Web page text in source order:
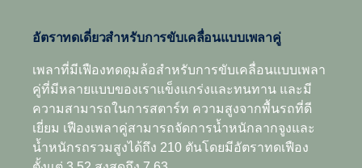
อัตราทดเดี่ยวสำหรับการขับเคลื่อนแบบเพลาคู่
เพลาที่มีเฟืองทดดุมล้อสำหรับการขับเคลื่อนแบบเพลา
คู่ที่มีหลายแบบของเราแข็งแกร่งและทนทาน และมี
ความสามารถในการสตาร์ท ความสูงจากพื้นรถที่ดี
เยี่ยม เฟืองเพลาคู่สามารถจัดการน้ำหนักลากจูงและ
น้ำหนักรถรวมสูงได้ถึง 210 ตันโดยมีอัตราทดเฟือง